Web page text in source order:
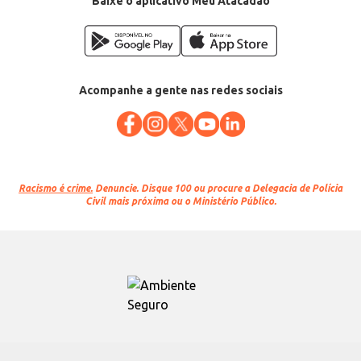
Acompanhe a gente nas redes sociais
Racismo é crime. Denuncie. Disque 100 ou procure a Delegacia de Polícia
Civil mais próxima ou o Ministério Público.